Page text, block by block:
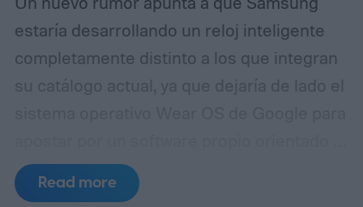
estaría desarrollando un reloj inteligente
completamente distinto a los que integran
su catálogo actual, ya que dejaría de lado el
maximizar la duración de la batería.
acuerdo con el sitio especializado
Read more